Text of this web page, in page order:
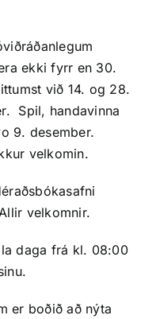
ekki fyrr en 30.
við 14. og 28.
Spil, handavinna
9. desember.
velkomin.
velkomnir.
daga frá kl. 08:00
er boðið að nýta